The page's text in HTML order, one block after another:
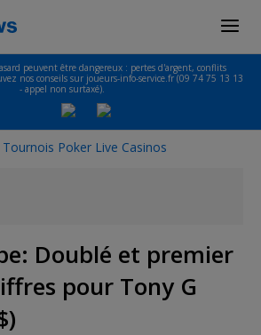
peuvent être dangereux : pertes d'argent, conflits
nos conseils sur joueurs-info-service.fr (09 74 75 13 13
- appel non surtaxé).
Tournois Poker Live Casinos
Doublé et premier
pour Tony G